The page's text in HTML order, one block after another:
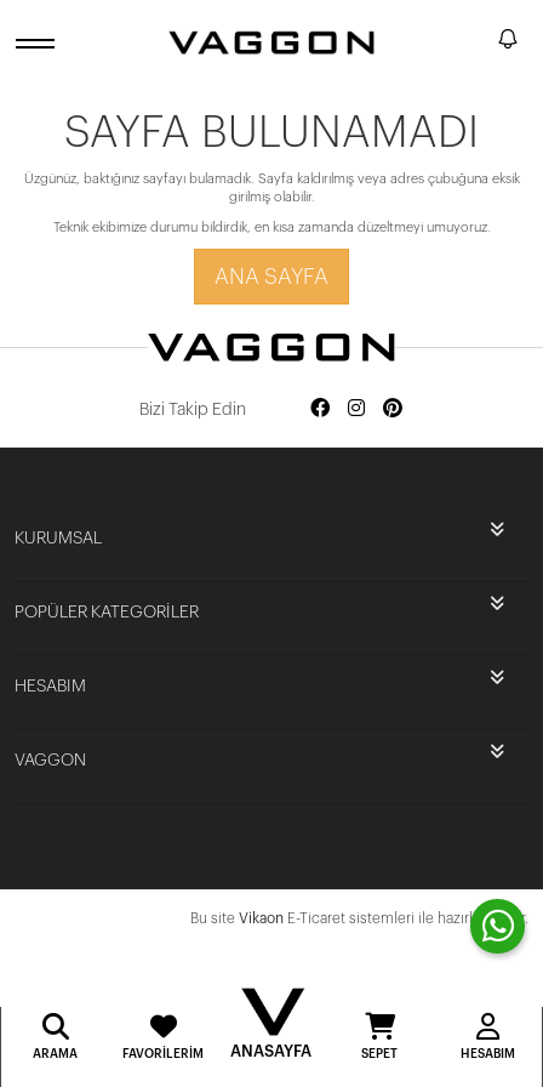
SAYFA BULUNAMADI
Üzgünüz, baktığınız sayfayı bulamadık. Sayfa kaldırılmış veya adres çubuğuna eksik
girilmiş olabilir.
Teknik ekibimize durumu bildirdik, en kısa zamanda düzeltmeyi umuyoruz.
ANA SAYFA
Bizi Takip Edin
KURUMSAL
POPÜLER KATEGORİLER
HESABIM
VAGGON
Bu site Vikaon E-Ticaret sistemleri ile hazırlanmıştır.
ARAMA FAVORILERIM ANASAYFA SEPET HESABIM